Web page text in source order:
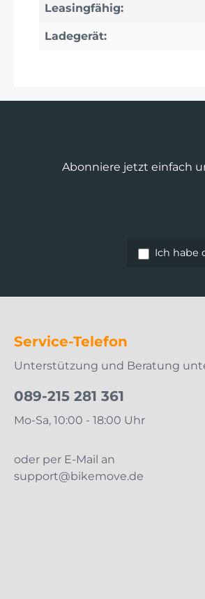
Leasingfähig:
Ladegerät:
Abonniere jetzt einfach
Ich habe
Service-Telefon
Unterstützung und Beratung
089-215 281 361
Mo-Sa, 10:00 - 18:00 Uhr
oder per E-Mail an
support@bikemove.de